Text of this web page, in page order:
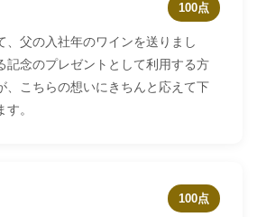
100点
、父の入社年のワインを送りまし
記念のプレゼントとして利用する方
、こちらの想いにきちんと応えて下
。
100点